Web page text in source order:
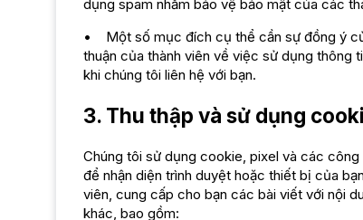
dụng spam nhằm bảo vệ bảo mật của các
• Một số mục đích cụ thể cần sự đồng ý
thuận của thành viên về việc sử dụng thông
khi chúng tôi liên hệ với bạn.
3. Thu thập và sử dụng
Chúng tôi sử dụng cookie, pixel và các
để nhận diện trình duyệt hoặc thiết bị của
viên, cung cấp cho bạn các bài viết với nội
khác, bao gồm: